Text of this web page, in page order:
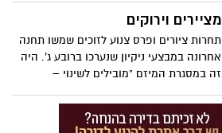
מה שעושה את הסיפור למיוחד יותר הוא
שהתרומה נעשתה ביום הולדתה ה-20 של
קאיה שסיפרה: "לתרום מח עצם ביום
ההולדת שלי זה כמו להעניק חיים מחדש".
מציירים וירוקים
תחרות ציורים ופרס צנוע לזוכים שמשו תחנה
אחרונה במבצעי ניקיון שנערכו ברובע ג'. היה
זה במסגרת המיזם "מובילים לשינוי –
ומניב תוצאות מרשימות. והפעם שתי שכונות